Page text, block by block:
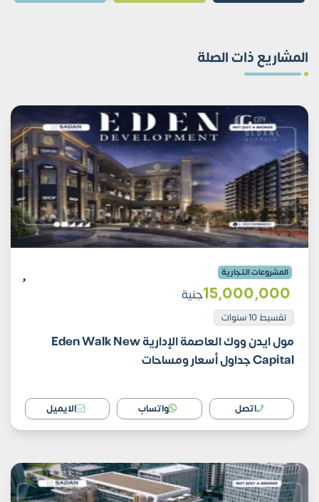
المشاريع ذات الصلة
المشروعات التجارية
15٬000٬000جنية
تقسيط 10 سنوات
مول ايدن ووك العاصمة الإدارية Eden Walk New
Capital جداول أسعار ومساحات
اتصل واتساب الايميل